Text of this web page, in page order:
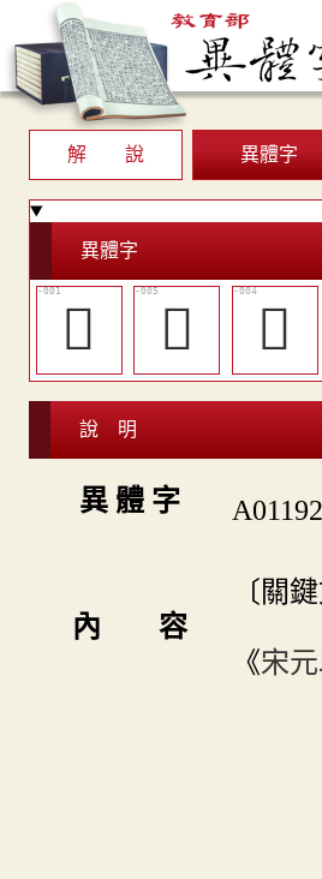
解 說 異體字
異體字
𠀒 󱬽 󱬼
說 明
異 體 字
內 容
〔關
《宋